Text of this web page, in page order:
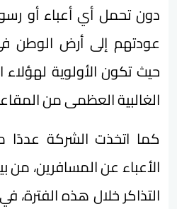
دون تحمل أي أعباء أو
عودتهم إلى أرض الوطن
حيث تكون الأولوية
الغالبية العظمى من
كما اتخذت الشركة عددًا
الأعباء عن المسافرين، من
التذاكر خلال هذه الفترة،